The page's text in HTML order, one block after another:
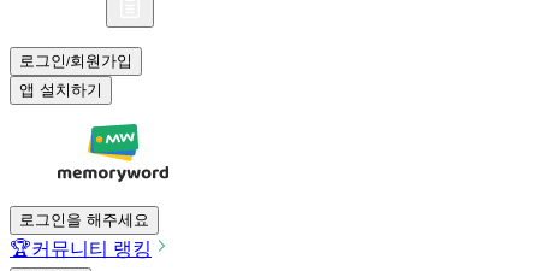
로그인/회원가입
앱 설치하기
로그인을 해주세요
🏆커뮤니티 랭킹